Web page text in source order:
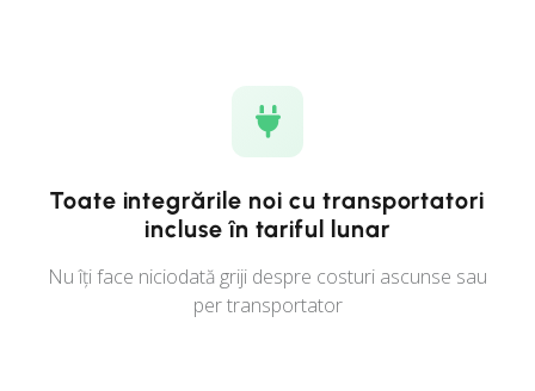
Toate integrările noi cu transportatori
incluse în tariful lunar
Nu îți face niciodată griji despre costuri ascunse sau
per transportator